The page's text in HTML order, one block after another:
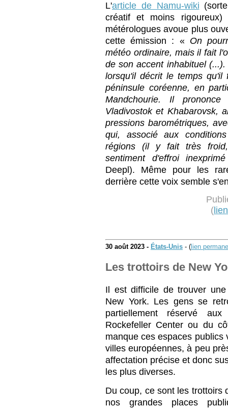
L'article de Namu-wiki
créatif et moins
métérologues avoue plus
cette émission : « On
météo ordinaire, mais il fait
de son accent inhabituel
lorsqu'il décrit le temps
péninsule coréenne, en
Mandchourie. Il
Vladivostok et Khabarovsk,
pressions barométriques,
qui, associé aux
régions (il y fait très
sentiment d'effroi
Deepl). Même pour les
derrière cette voix semble
(
30 août 2023 - États-Unis - ( lien
Les trottoirs de New
Il est difficile de trouver
New York. Les gens se
partiellement réservé
Rockefeller Center ou du
manque ces espaces
villes européennes, à peu
affectation précise et donc
les plus diverses.
Du coup, ce sont les trottoirs
nos grandes places